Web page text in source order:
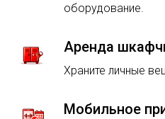
оборудование.
Аренда
Храните личные
Мобильное